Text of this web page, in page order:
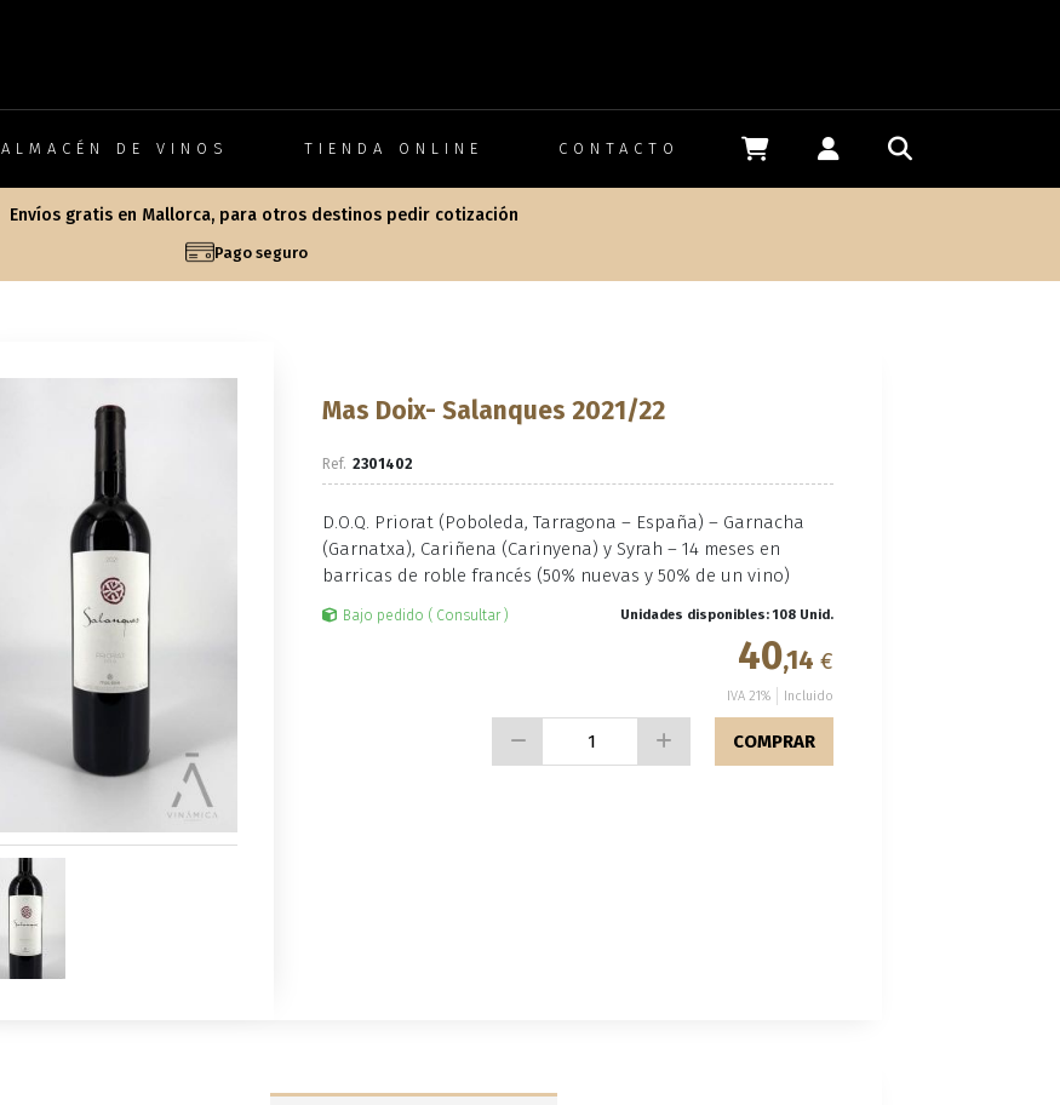
ALMACÉN DE VINOS TIENDA ONLINE CONTACTO
Envíos gratis en Mallorca, para otros destinos pedir cotización
Pago seguro
Mas Doix- Salanques 2021/22
2301402
D.O.Q. Priorat (Poboleda, Tarragona – España) – Garnacha
(Garnatxa), Cariñena (Carinyena) y Syrah – 14 meses en
barricas de roble francés (50% nuevas y 50% de un vino)
Bajo pedido ( Consultar ) Unidades disponibles: 108 Unid.
40,14 €
IVA 21% Incluido
COMPRAR